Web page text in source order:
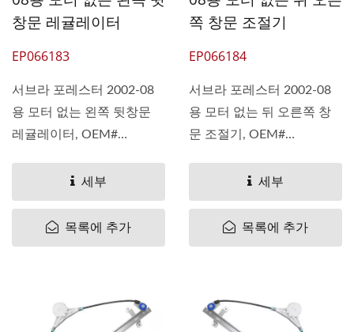
창문 레귤레이터
EP066183
서브라 포레스터 2002-08
용 모터 없는 왼쪽 뒷창문
레귤레이터, OEM#
세부
목록에 추가
쪽 창문 조절기
EP066184
서브라 포레스터 2002-08
용 모터 없는 뒤 오른쪽 창
문 조절기, OEM#
세부
목록에 추가